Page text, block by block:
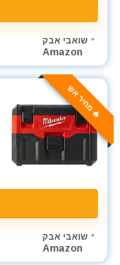
שואבי אבק
Amazon
🔥 מחיר אש
שואבי אבק
Amazon